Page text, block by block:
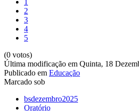
1
2
3
4
5
(0 votos)
Última modificação em Quinta, 18
Publicado em Educação
Marcado sob
bsdezembro2025
Oratório